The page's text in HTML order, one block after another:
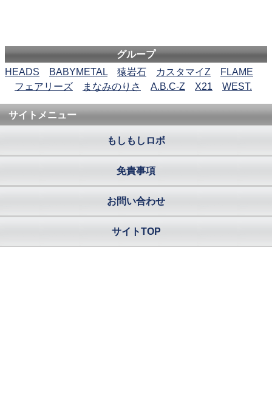
グループ
HEADS
BABYMETAL 猿岩石 カスタマイZ
FLAME
フェアリーズ
まなみのりさ A.B.C-Z X21 WEST.
サイトメニュー
もしもしロボ
免責事項
お問い合わせ
サイトTOP